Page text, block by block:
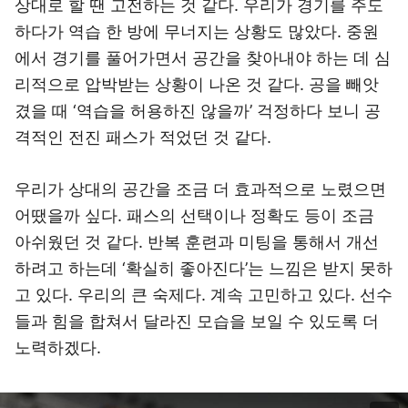
상대로 할 땐 고전하는 것 같다. 우리가 경기를 주도
하다가 역습 한 방에 무너지는 상황도 많았다. 중원
에서 경기를 풀어가면서 공간을 찾아내야 하는 데 심
리적으로 압박받는 상황이 나온 것 같다. 공을 빼앗
겼을 때 ‘역습을 허용하진 않을까’ 걱정하다 보니 공
격적인 전진 패스가 적었던 것 같다.
우리가 상대의 공간을 조금 더 효과적으로 노렸으면
어땠을까 싶다. 패스의 선택이나 정확도 등이 조금
아쉬웠던 것 같다. 반복 훈련과 미팅을 통해서 개선
하려고 하는데 ‘확실히 좋아진다’는 느낌은 받지 못하
고 있다. 우리의 큰 숙제다. 계속 고민하고 있다. 선수
들과 힘을 합쳐서 달라진 모습을 보일 수 있도록 더
노력하겠다.